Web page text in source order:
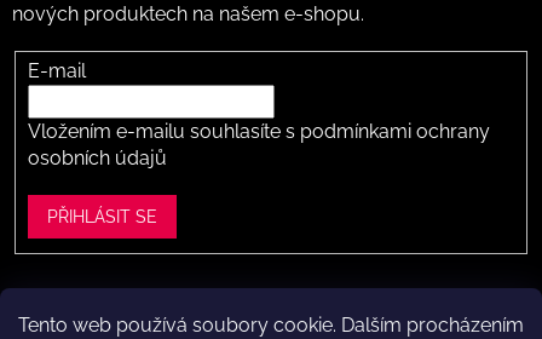
Tento web používá soubory cookie. Dalším procházením
nových produktech na našem e-shopu.
E-mail
Vložením e-mailu souhlasíte s podmínkami ochrany
osobních údajů
PŘIHLÁSIT SE
Vytvořil Shoptet